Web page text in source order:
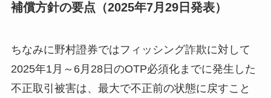
補償方針の要点（2025年7月29日発表）
ちなみに野村證券ではフィッシング詐欺に対して
2025年1月～6月28日のOTP必須化までに発生した
不正取引被害は、最大で不正前の状態に戻すこと